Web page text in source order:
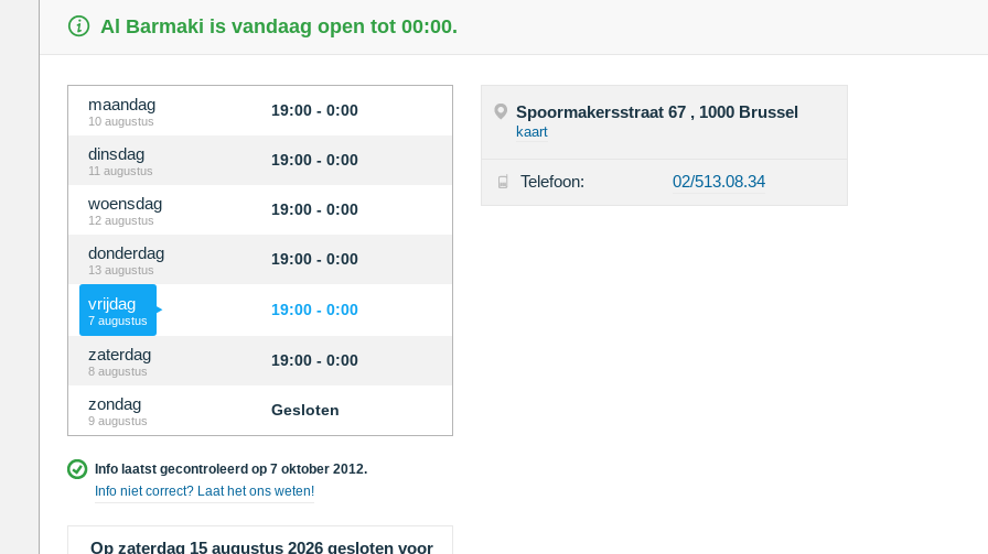
Al Barmaki is vandaag open tot 00:00.
maandag
10 augustus
19:00 - 0:00
dinsdag
11 augustus
19:00 - 0:00
woensdag
12 augustus
19:00 - 0:00
donderdag
13 augustus
19:00 - 0:00
vrijdag
7 augustus
19:00 - 0:00
zaterdag
8 augustus
19:00 - 0:00
zondag
9 augustus
Gesloten
Info laatst gecontroleerd op 7 oktober 2012.
Info niet correct? Laat het ons weten!
Op zaterdag 15 augustus 2026 gesloten voor
Spoormakersstraat 67 , 1000 Brussel
kaart
Telefoon: 02/513.08.34